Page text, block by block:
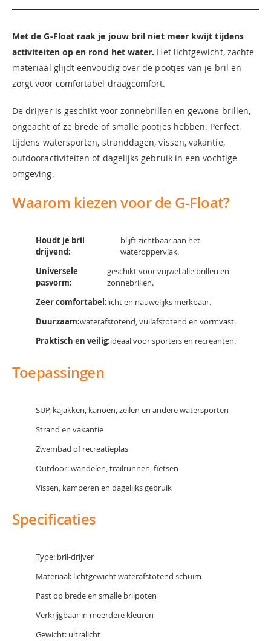
Met de G-Float raak je jouw bril niet meer kwijt tijdens
activiteiten op en rond het water. Het lichtgewicht, zachte
materiaal glijdt eenvoudig over de pootjes van je bril en
zorgt voor comfortabel draagcomfort.
De drijver is geschikt voor zonnebrillen en gewone brillen,
ongeacht of ze brede of smalle pootjes hebben. Perfect
tijdens watersporten, stranddagen, vissen, vakantie,
outdooractiviteiten of dagelijks gebruik in een vochtige
omgeving.
Waarom kiezen voor de G-Float?
Houdt je bril
drijvend:
blijft zichtbaar aan het
wateroppervlak.
Universele
pasvorm:
geschikt voor vrijwel alle brillen en
zonnebrillen.
Zeer comfortabel:licht en nauwelijks merkbaar.
Duurzaam:waterafstotend, vuilafstotend en vormvast.
Praktisch en veilig:ideaal voor sporters en recreanten.
Toepassingen
SUP, kajakken, kanoën, zeilen en andere watersporten
Strand en vakantie
Zwembad of recreatieplas
Outdoor: wandelen, trailrunnen, fietsen
Vissen, kamperen en dagelijks gebruik
Specificaties
Type: bril-drijver
Materiaal: lichtgewicht waterafstotend schuim
Past op brede en smalle brilpoten
Verkrijgbaar in meerdere kleuren
Gewicht: ultralicht